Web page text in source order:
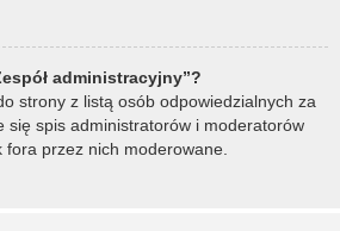
administracyjny”?
strony z listą osób odpowiedzialnych za
się spis administratorów i moderatorów
przez nich moderowane.